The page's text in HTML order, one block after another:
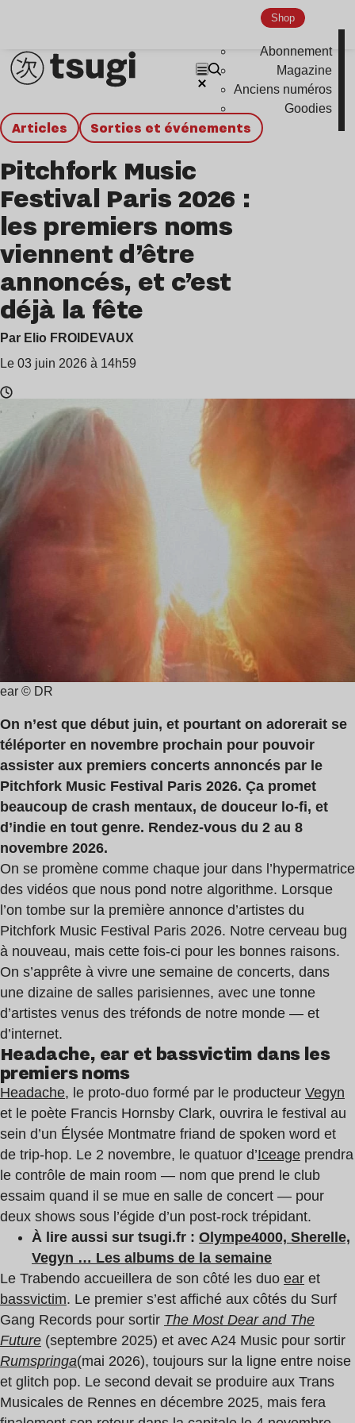
Shop
Abonnement
Magazine
Anciens numéros
Goodies
Articles Sorties et événements
Pitchfork Music
Festival Paris 2026 :
les premiers noms
viennent d’être
annoncés, et c’est
déjà la fête
Par Elio FROIDEVAUX
Le 03 juin 2026 à 14h59
Temps
lecture
:
min
ear © DR
On n’est que début juin, et pourtant on adorerait se
téléporter en novembre prochain pour pouvoir
assister aux premiers concerts annoncés par le
Pitchfork Music Festival Paris 2026. Ça promet
beaucoup de crash mentaux, de douceur lo-fi, et
d’indie en tout genre. Rendez-vous du 2 au 8
novembre 2026.
On se promène comme chaque jour dans l’hypermatrice
des vidéos que nous pond notre algorithme. Lorsque
l’on tombe sur la première annonce d’artistes du
Pitchfork Music Festival Paris 2026. Notre cerveau bug
à nouveau, mais cette fois-ci pour les bonnes raisons.
On s’apprête à vivre une semaine de concerts, dans
une dizaine de salles parisiennes, avec une tonne
d’artistes venus des tréfonds de notre monde — et
d’internet.
Headache, ear et bassvictim dans les
premiers noms
Headache, le proto-duo formé par le producteur Vegyn
et le poète Francis Hornsby Clark, ouvrira le festival au
sein d’un Élysée Montmatre friand de spoken word et
de trip-hop. Le 2 novembre, le quatuor d’Iceage prendra
le contrôle de main room — nom que prend le club
essaim quand il se mue en salle de concert — pour
deux shows sous l’égide d’un post-rock trépidant.
À lire aussi sur tsugi.fr : Olympe4000, Sherelle,
Vegyn … Les albums de la semaine
Le Trabendo accueillera de son côté les duo ear et
bassvictim. Le premier s’est affiché aux côtés du Surf
Gang Records pour sortir The Most Dear and The
Future (septembre 2025) et avec A24 Music pour sortir
Rumspringa(mai 2026), toujours sur la ligne entre noise
et glitch pop. Le second devait se produire aux Trans
Musicales de Rennes en décembre 2025, mais fera